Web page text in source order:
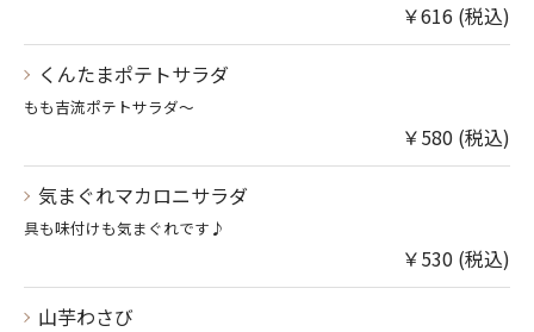
￥616 (税込)
くんたまポテトサラダ
もも吉流ポテトサラダ～
￥580 (税込)
気まぐれマカロニサラダ
具も味付けも気まぐれです♪
￥530 (税込)
山芋わさび